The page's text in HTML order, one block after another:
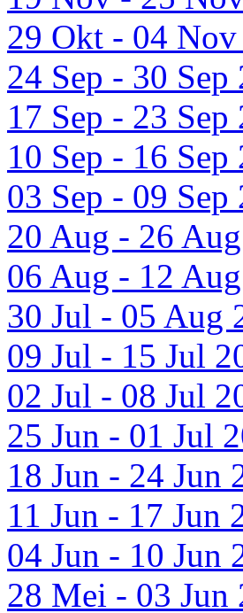
29 Okt - 04
24 Sep - 30 Sep
17 Sep - 23 Sep
10 Sep - 16 Sep
03 Sep - 09 Sep
20 Aug - 26
06 Aug - 12
30 Jul - 05 Aug
09 Jul - 15 Jul
02 Jul - 08 Jul
25 Jun - 01 Jul
18 Jun - 24 Jun
11 Jun - 17 Jun
04 Jun - 10 Jun
28 Mei - 03 Jun